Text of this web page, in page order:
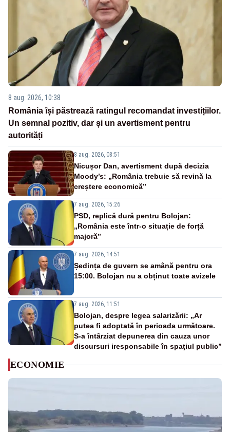
8 aug. 2026, 10:38
România își păstrează ratingul recomandat investițiilor.
Un semnal pozitiv, dar și un avertisment pentru
autorități
8 aug. 2026, 08:51
Nicușor Dan, avertisment după decizia
Moody’s: „România trebuie să revină la
creștere economică”
7 aug. 2026, 15:26
PSD, replică dură pentru Bolojan:
„România este într-o situație de forță
majoră”
7 aug. 2026, 14:51
Ședința de guvern se amână pentru ora
15:00. Bolojan nu a obținut toate avizele
7 aug. 2026, 11:51
Bolojan, despre legea salarizării: „Ar
putea fi adoptată în perioada următoare.
S-a întârziat depunerea din cauza unor
discursuri iresponsabile în spaţiul public”
ECONOMIE